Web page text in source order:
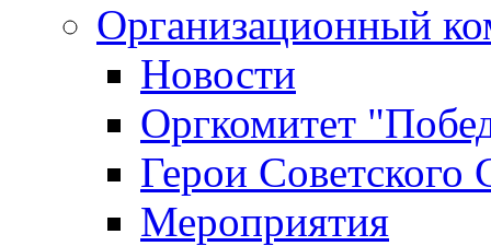
Организационный
Новости
Оргкомитет
Герои Советского
Мероприятия